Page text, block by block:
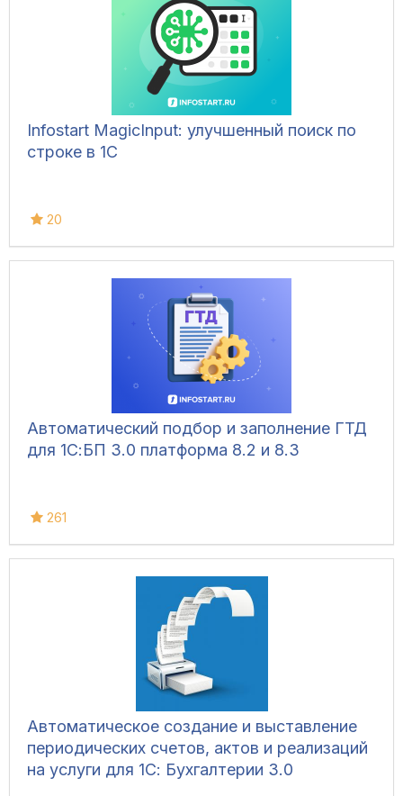
Infostart MagicInput: улучшенный поиск по
строке в 1С
20
Автоматический подбор и заполнение ГТД
для 1С:БП 3.0 платформа 8.2 и 8.3
261
Автоматическое создание и выставление
периодических счетов, актов и реализаций
на услуги для 1С: Бухгалтерии 3.0